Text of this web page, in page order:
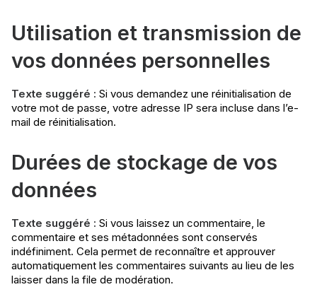
Utilisation et transmission de
vos données personnelles
Texte suggéré : Si vous demandez une réinitialisation de
votre mot de passe, votre adresse IP sera incluse dans l’e-
mail de réinitialisation.
Durées de stockage de vos
données
Texte suggéré : Si vous laissez un commentaire, le
commentaire et ses métadonnées sont conservés
indéfiniment. Cela permet de reconnaître et approuver
automatiquement les commentaires suivants au lieu de les
laisser dans la file de modération.